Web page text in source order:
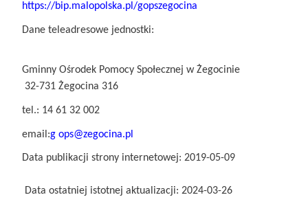
https://bip.malopolska.pl/gopszegocina
Dane teleadresowe jednostki:
Gminny Ośrodek Pomocy Społecznej w Żegocinie
32-731 Żegocina 316
tel.: 14 61 32 002
email:g ops@zegocina.pl
Data publikacji strony internetowej: 2019-05-09
Data ostatniej istotnej aktualizacji: 2024-03-26